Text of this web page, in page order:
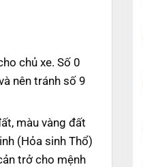
chủ xe. Số 0
nên tránh số 9
màu vàng đất
(Hỏa sinh Thổ)
trở cho mệnh